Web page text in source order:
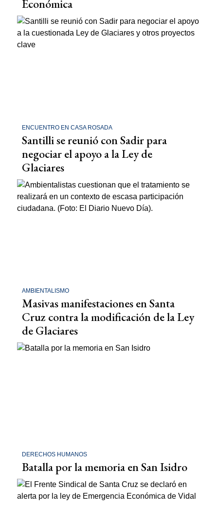
Económica
ENCUENTRO EN CASA ROSADA
Santilli se reunió con Sadir para
negociar el apoyo a la Ley de
Glaciares
AMBIENTALISMO
Masivas manifestaciones en Santa
Cruz contra la modificación de la Ley
de Glaciares
DERECHOS HUMANOS
Batalla por la memoria en San Isidro